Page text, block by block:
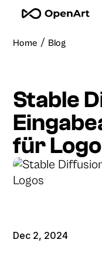
Home / Blog
Stable
für
Dec 2, 2024